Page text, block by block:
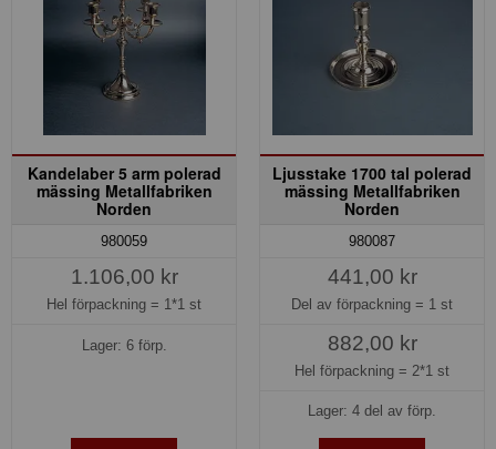
Kandelaber 5 arm polerad
mässing Metallfabriken
Norden
980059
1.106,00 kr
Hel förpackning = 1*1 st
Lager: 6 förp.
Ljusstake 1700 tal polerad
mässing Metallfabriken
Norden
980087
441,00 kr
Del av förpackning = 1 st
882,00 kr
Hel förpackning = 2*1 st
Lager: 4 del av förp.